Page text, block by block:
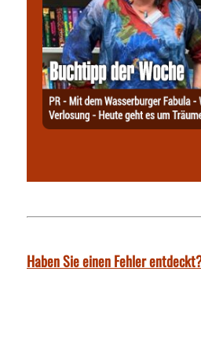
Haben Sie einen Fehler